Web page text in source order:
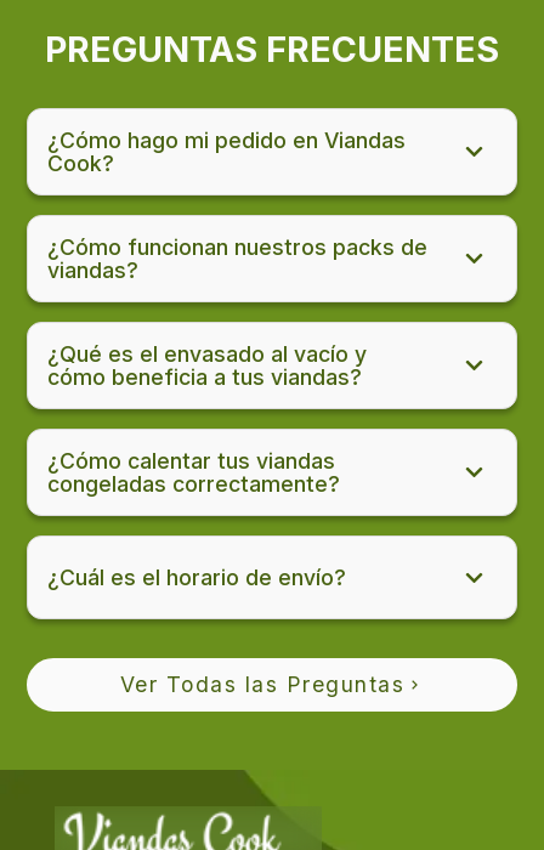
PREGUNTAS FRECUENTES
¿Cómo hago mi pedido en Viandas
Cook?
¿Cómo funcionan nuestros packs de
viandas?
¿Qué es el envasado al vacío y
cómo beneficia a tus viandas?
¿Cómo calentar tus viandas
congeladas correctamente?
¿Cuál es el horario de envío?
Ver Todas las Preguntas